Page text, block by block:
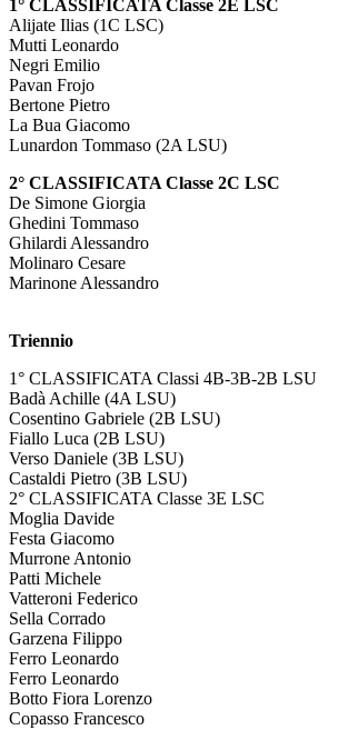
1° CLASSIFICATA Classe 2E LSC
Alijate Ilias (1C LSC)
Mutti Leonardo
Negri Emilio
Pavan Frojo
Bertone Pietro
La Bua Giacomo
Lunardon Tommaso (2A LSU)
2° CLASSIFICATA Classe 2C LSC
De Simone Giorgia
Ghedini Tommaso
Ghilardi Alessandro
Molinaro Cesare
Marinone Alessandro
Triennio
1° CLASSIFICATA Classi 4B-3B-2B LSU
Badà Achille (4A LSU)
Cosentino Gabriele (2B LSU)
Fiallo Luca (2B LSU)
Verso Daniele (3B LSU)
Castaldi Pietro (3B LSU)
2° CLASSIFICATA Classe 3E LSC
Moglia Davide
Festa Giacomo
Murrone Antonio
Patti Michele
Vatteroni Federico
Sella Corrado
Garzena Filippo
Ferro Leonardo
Ferro Leonardo
Botto Fiora Lorenzo
Copasso Francesco